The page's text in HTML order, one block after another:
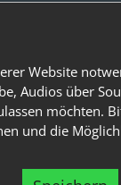
Website
Audios über
möchten.
und die